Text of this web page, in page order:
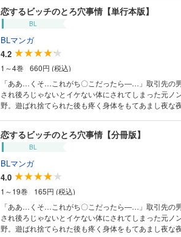
恋するビッチのとろ穴事情【単行本版】
BL
BLマンガ
4.2
1～4巻
660円 (税込)
「ああ…くそ…これがち〇こだったら―…」取引先の
され後ろじゃないとイケない体にされてしまった元ノ
野。遊ばれ捨てられた後も疼く身体をもてあまし夜な
かせようと口に入れられた指にしゃぶりついた挙句「
と泣きついてしまい…!?隠れイケメン（おまけに絶倫
ックスが止まらない!!オフィスはもちろん、トイレで、
で、車内で…休む間もなく情熱的に求められ心もアソ
野の前に現れたのは―…■分冊版1～5話収録■
恋するビッチのとろ穴事情【分冊版】
BL
BLマンガ
4.0
1～19巻
165円 (税込)
「ああ…くそ…これがち〇こだったら―…」取引先の
され後ろじゃないとイケない体にされてしまった元ノ
野。遊ばれ捨てられた後も疼く身体をもてあまし夜な